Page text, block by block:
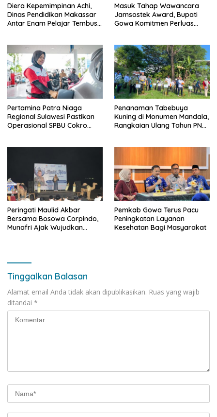
Diera Kepemimpinan Achi,
Dinas Pendidikan Makassar
Antar Enam Pelajar Tembus
Masuk Tahap Wawancara
Jamsostek Award, Bupati
Gowa Komitmen Perluas
Pertamina Patra Niaga
Regional Sulawesi Pastikan
Operasional SPBU Cokro
Penanaman Tabebuya
Kuning di Monumen Mandala,
Rangkaian Ulang Tahun PNM
Peringati Maulid Akbar
Bersama Bosowa Corpindo,
Munafri Ajak Wujudkan
Pemkab Gowa Terus Pacu
Peningkatan Layanan
Kesehatan Bagi Masyarakat
Tinggalkan Balasan
Alamat email Anda tidak akan dipublikasikan. Ruas yang wajib
ditandai *